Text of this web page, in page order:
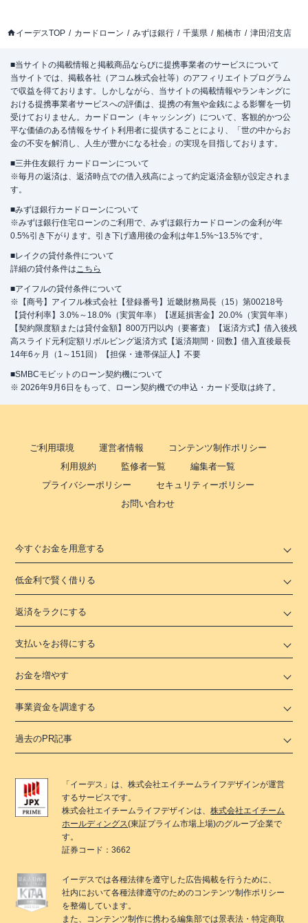
イーデスTOP カードローン みずほ銀行 千葉県 船橋市 津田沼支店
■当サイトの掲載情報と掲載商品ならびに提携事業者のサービスについて
当サイトでは、掲載各社（アコム株式会社等）のアフィリエイトプログラム
で収益を得ております。しかしながら、当サイトの掲載情報やランキングに
おける提携事業者サービスへの評価は、提携の有無や金銭による影響を一切
受けておりません。カードローン（キャッシング）について、客観的かつ公
平な価値のある情報をサイト利用者に提供することにより、「世の中からお
金の不安を解消し、人生が豊かになる社会」の実現を目指しております。
■三井住友銀行 カードローンについて
※毎月の返済は、返済時点での借入残高によって約定返済金額が設定されま
す。
■みずほ銀行カードローンについて
※みずほ銀行住宅ローンのご利用で、みずほ銀行カードローンの金利が年
0.5%引き下がります。引き下げ適用後の金利は年1.5%~13.5%です。
■レイクの貸付条件について
詳細の貸付条件はこちら
■アイフルの貸付条件について
※【商号】アイフル株式会社【登録番号】近畿財務局長（15）第00218号
【貸付利率】3.0%～18.0%（実質年率）【遅延損害金】20.0%（実質年率）
【契約限度額または貸付金額】800万円以内（要審査）【返済方式】借入後残
高スライド元利定額リボルビング返済方式【返済期間・回数】借入直後最長
14年6ヶ月（1～151回）【担保・連帯保証人】不要
■SMBCモビットのローン契約機について
※ 2026年9月6日をもって、ローン契約機での申込・カード受取は終了。
ご利用環境 運営者情報
コンテンツ制作ポリシー
利用規約
監修者一覧
編集者一覧
プライバシーポリシー
セキュリティーポリシー
お問い合わせ
今すぐお金を用意する
低金利で賢く借りる
返済をラクにする
支払いをお得にする
お金を増やす
事業資金を調達する
過去のPR記事
「 イーデス 」は、株式会社エイチームライフデザインが運営
するサービスです。
株式会社エイチームライフデザインは、株式会社エイチーム
ホールディングス(東証プライム市場上場)のグループ企業で
す。
証券コード：3662
イーデスでは各種法律を遵守した広告掲載を行うために、
社内において各種法律遵守のためのコンテンツ制作ポリシー
を整備しています。
また、コンテンツ制作に携わる編集部では景表法・特定商取